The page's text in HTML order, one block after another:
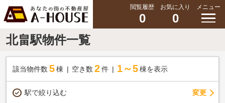
閲覧履歴
0
お気に入り
0
メニュー
北畠駅物件一覧
該当物件数 5棟 空き数 2 件 1～5 棟を表示
駅で絞り込む 変更